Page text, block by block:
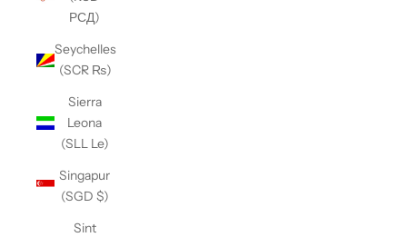
РСД)
Seychelles
(SCR ₨)
Sierra
Leona
(SLL Le)
Singapur
(SGD $)
Sint